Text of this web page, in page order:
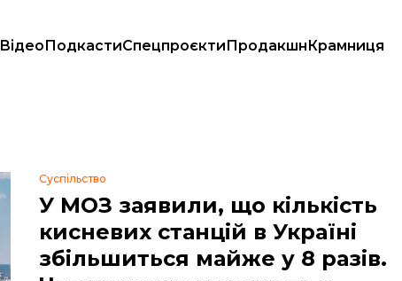
ВідеоПодкастиСпецпроєктиПродакшнКрамниця
Суспільство
У МОЗ заявили, що кількість
кисневих станцій в Україні
збільшиться майже у 8 разів.